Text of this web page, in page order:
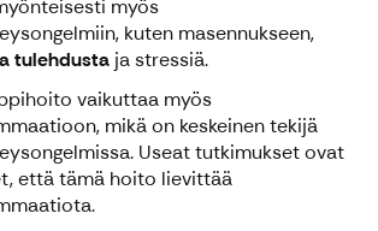
myös
kuten masennukseen,
tulehdusta ja stressiä.
vaikuttaa myös
mikä on keskeinen tekijä
Useat tutkimukset ovat
että tämä hoito lievittää